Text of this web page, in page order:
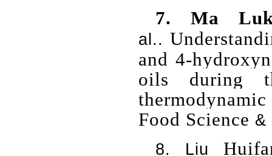
7. Ma
al..
and 4-
oils during
Food Science &
8. Liu